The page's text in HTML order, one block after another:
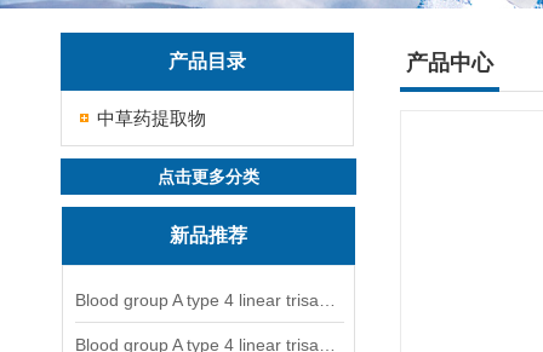
产品目录
中草药提取物
点击更多分类
新品推荐
产品中心